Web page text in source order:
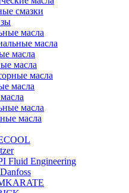
смазки
масла
масла
масла
масла
масла
масла
масла
масла
Fluid Engineering